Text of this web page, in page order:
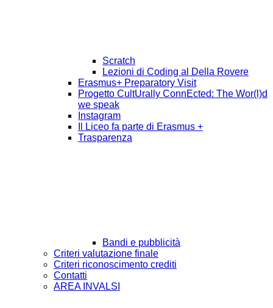
Scratch
Lezioni di Coding al Della Rovere
Erasmus+ Preparatory Visit
Progetto CultUrally ConnEcted: The Wor(l)d
we speak
Instagram
Il Liceo fa parte di Erasmus +
Trasparenza
Bandi e pubblicità
Criteri valutazione finale
Criteri riconoscimento crediti
Contatti
AREA INVALSI